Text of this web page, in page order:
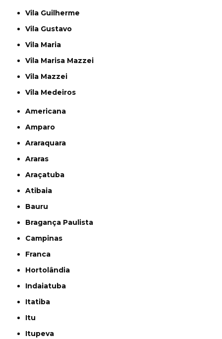
Vila Guilherme
Vila Gustavo
Vila Maria
Vila Marisa Mazzei
Vila Mazzei
Vila Medeiros
Americana
Amparo
Araraquara
Araras
Araçatuba
Atibaia
Bauru
Bragança Paulista
Campinas
Franca
Hortolândia
Indaiatuba
Itatiba
Itu
Itupeva